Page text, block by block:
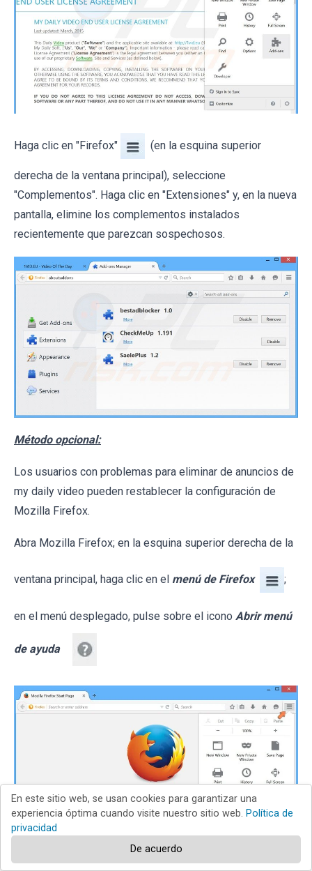
Haga clic en "Firefox" (en la esquina superior
derecha de la ventana principal), seleccione
"Complementos". Haga clic en "Extensiones" y, en la nueva
pantalla, elimine los complementos instalados
recientemente que parezcan sospechosos.
Método opcional:
Los usuarios con problemas para eliminar de anuncios de
my daily video pueden restablecer la configuración de
Mozilla Firefox.
Abra Mozilla Firefox; en la esquina superior derecha de la
ventana principal, haga clic en el menú de Firefox ;
en el menú desplegado, pulse sobre el icono Abrir menú
de ayuda
En este sitio web, se usan cookies para garantizar una
experiencia óptima cuando visite nuestro sitio web. Política de
privacidad
De acuerdo